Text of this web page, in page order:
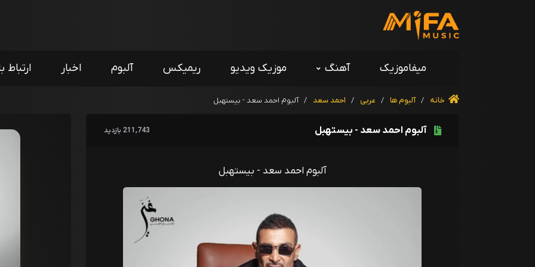
میفاموزیک آهنگ موزیک ویدیو ریمیکس آلبوم اخبار ارتباط
خانه / آلبوم ها / عربی / احمد سعد / آلبوم احمد سعد - بيستهبل
آلبوم احمد سعد - بيستهبل 211,743 بازدید
آلبوم احمد سعد - بيستهبل